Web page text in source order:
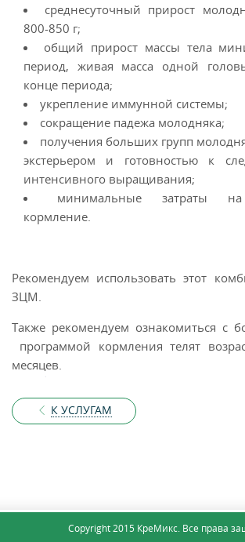
среднесуточный прирост
800-850 г;
общий прирост массы тела
период, живая масса одной
конце периода;
укрепление иммунной системы;
сокращение падежа молодняка;
получения больших групп
экстерьером и готовностью к
интенсивного выращивания;
минимальные затраты на
кормление.
Рекомендуем использовать этот
ЗЦМ.
Также рекомендуем ознакомиться с
программой кормления телят
месяцев.
К УСЛУГАМ
Copyright 2015 КреМикс. Все права
КНОПКА
ЗВ'ЯЗКУ